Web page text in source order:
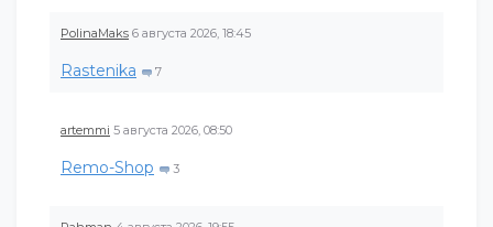
PolinaMaks 6 августа 2026, 18:45
Rastenika 7
artemmi 5 августа 2026, 08:50
Remo-Shop 3